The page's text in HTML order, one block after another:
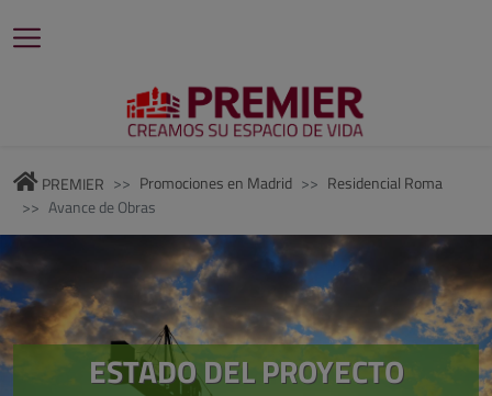
PREMIER Promociones en Madrid
Residencial Roma
Avance de Obras
ESTADO DEL PROYECTO